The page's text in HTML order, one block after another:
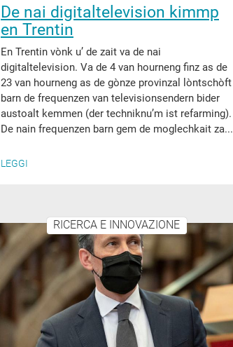
De nai digitaltelevision kimmp
en Trentin
En Trentin vònk u’ de zait va de nai
digitaltelevision. Va de 4 van hourneng finz as de
23 van hourneng as de gònze provinzal lòntschòft
barn de frequenzen van televisionsendern bider
austoalt kemmen (der techniknu’m ist refarming).
De nain frequenzen barn gem de moglechkait za...
LEGGI
RICERCA E INNOVAZIONE